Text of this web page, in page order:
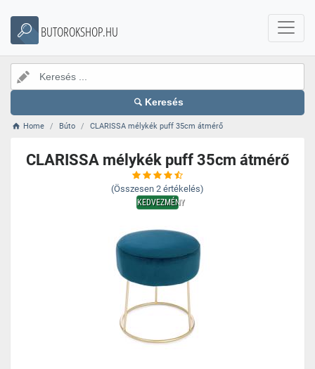
BUTOROKSHOP.HU
Keresés
Home Búto CLARISSA mélykék puff 35cm átmérő
CLARISSA mélykék puff 35cm átmérő
(Összesen 2 értékelés)
KEDVEZMÉNY